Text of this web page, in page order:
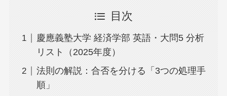
目次
慶應義塾大学 経済学部 英語・大問5 分析
リスト（2025年度）
法則の解説：合否を分ける「3つの処理手
順」